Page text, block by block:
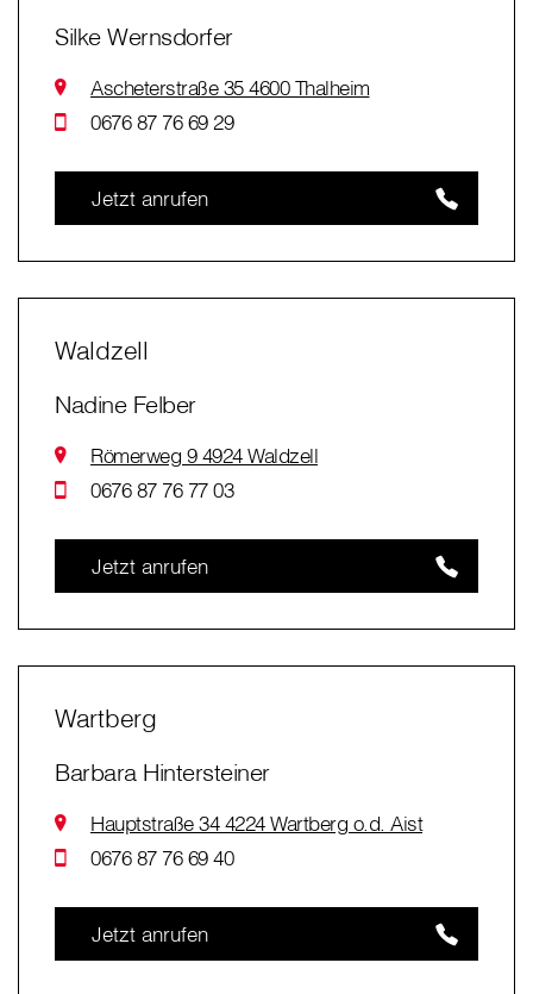
Silke Wernsdorfer
Ascheterstraße 35 4600 Thalheim
0676 87 76 69 29
Jetzt anrufen
Waldzell
Nadine Felber
Römerweg 9 4924 Waldzell
0676 87 76 77 03
Jetzt anrufen
Wartberg
Barbara Hintersteiner
Hauptstraße 34 4224 Wartberg o.d. Aist
0676 87 76 69 40
Jetzt anrufen